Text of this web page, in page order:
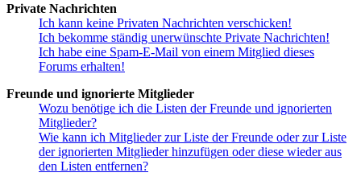
Private Nachrichten
Ich kann keine Privaten Nachrichten verschicken!
Ich bekomme ständig unerwünschte Private Nachrichten!
Ich habe eine Spam-E-Mail von einem Mitglied dieses
Forums erhalten!
Freunde und ignorierte Mitglieder
Wozu benötige ich die Listen der Freunde und ignorierten
Mitglieder?
Wie kann ich Mitglieder zur Liste der Freunde oder zur Liste
der ignorierten Mitglieder hinzufügen oder diese wieder aus
den Listen entfernen?